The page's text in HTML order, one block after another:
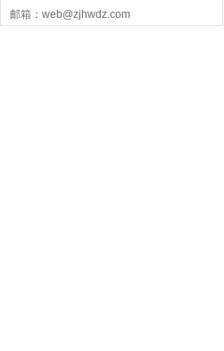
邮箱：web@zjhwdz.com